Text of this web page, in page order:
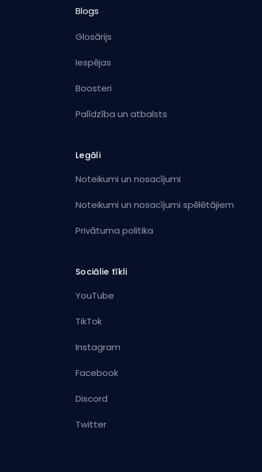
Blogs
Glosārijs
Iespējas
Boosteri
Palīdzība un atbalsts
Legāli
Noteikumi un nosacījumi
Noteikumi un nosacījumi spēlētājiem
Privātuma politika
Sociālie tīkli
YouTube
TikTok
Instagram
Facebook
Discord
Twitter